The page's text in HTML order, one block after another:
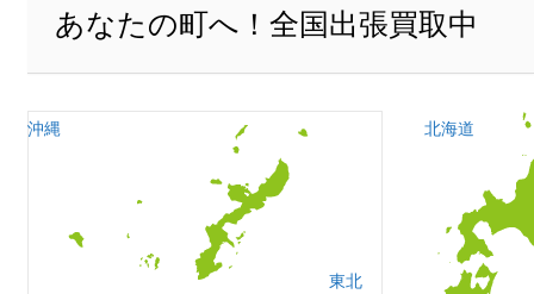
あなたの町へ！全国出張買取中
北海道
東北
沖縄